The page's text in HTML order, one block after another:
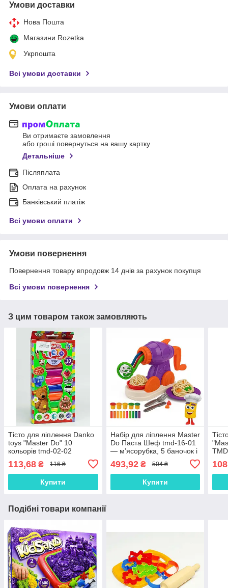
Умови доставки
Нова Пошта
Магазини Rozetka
Укрпошта
Всі умови доставки
Умови оплати
Ви отримаєте замовлення
або гроші повернуться на вашу картку
Детальніше
Післяплата
Оплата на рахунок
Банківський платіж
Всі умови оплати
Умови повернення
Повернення товару впродовж 14 днів за рахунок покупця
Всі умови повернення
З цим товаром також замовляють
Тісто для ліплення Danko
toys "Master Do" 10
кольорів tmd-02-02
113,68 ₴ 116 ₴
Купити
Набір для ліплення Master
Do Паста Шеф tmd-16-01
— м’ясорубка, 5 баночок і
493,92₴ 504 ₴
Купити
Подібні товари компанії